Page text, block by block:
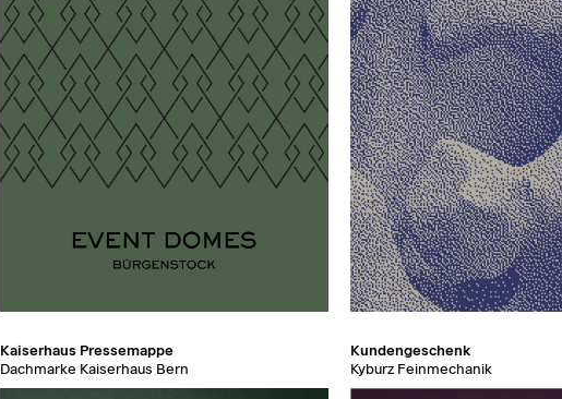
Kaiserhaus Pressemappe
Dachmarke Kaiserhaus Bern
Kundengeschenk
Kyburz Feinmechanik